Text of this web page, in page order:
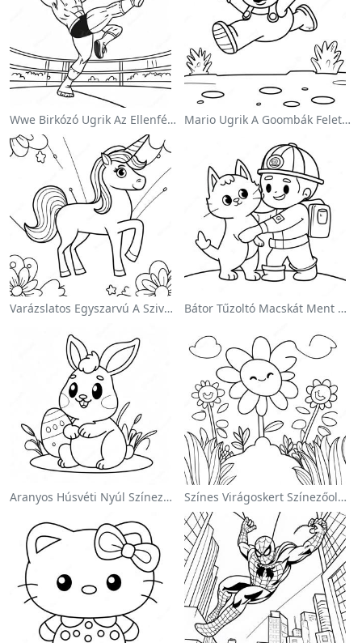
Wwe Birkózó Ugrik Az Ellenfélre Színezőlap Mario Ugrik A Goombák Felett Színezőlap
Varázslatos Egyszarvú A Szivárvány Színezőoldalon Bátor Tűzoltó Macskát Ment Színezőlap
Aranyos Húsvéti Nyúl Színezőoldalon Színes Virágoskert Színezőoldalon